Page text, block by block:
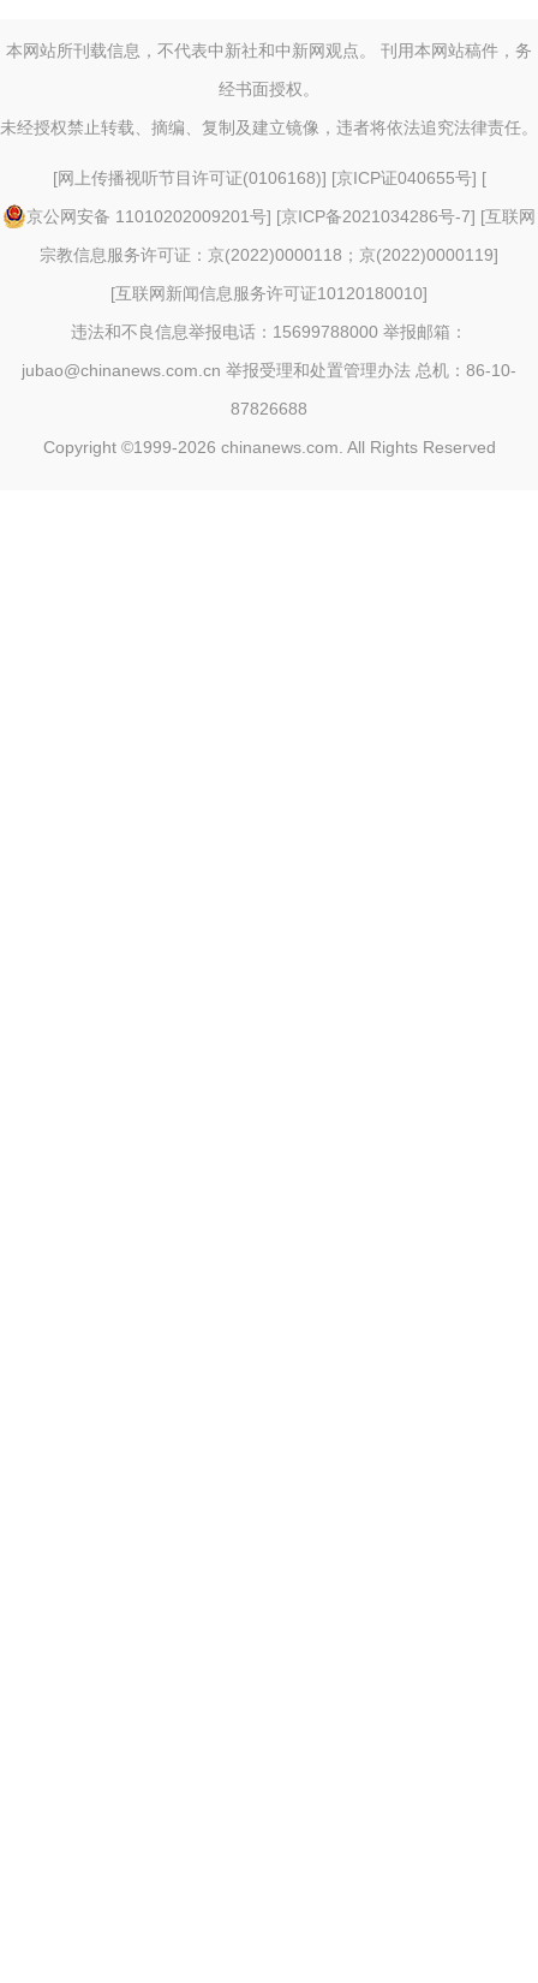
本网站所刊载信息，不代表中新社和中新网观点。 刊用本网站稿件，务
经书面授权。
未经授权禁止转载、摘编、复制及建立镜像，违者将依法追究法律责任。
[网上传播视听节目许可证(0106168)] [京ICP证040655号] [
京公网安备 11010202009201号] [京ICP备2021034286号-7] [互联网
宗教信息服务许可证：京(2022)0000118；京(2022)0000119]
[互联网新闻信息服务许可证10120180010]
违法和不良信息举报电话：15699788000 举报邮箱：
jubao@chinanews.com.cn 举报受理和处置管理办法 总机：86-10-
87826688
Copyright ©1999-2026 chinanews.com. All Rights Reserved